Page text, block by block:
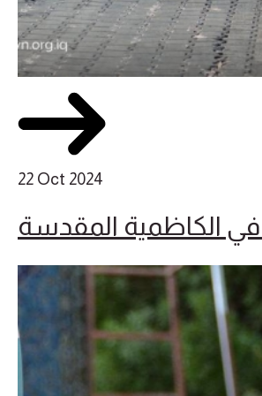
22 Oct 2024
في الكاظمية المقدسة